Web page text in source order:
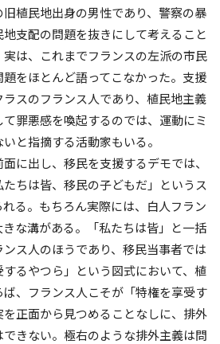
植民地出身の男性であり、警察の暴
支配の問題を抜きにして考えること
は、これまでフランスの左派の市民
をほとんど語ってこなかった。支援
スのフランス人であり、植民地主義
罪悪感を喚起するのでは、運動にミ
と指摘する活動家もいる。
に出し、移民を支援するデモでは、
たちは皆、移民の子どもだ」というス
る。もちろん実際には、白人フラン
な溝がある。「私たちは皆」と一括
ス人のほうであり、移民当事者では
るやつら」という図式において、植
、フランス人こそが「特権を享受す
正面から見つめることなしに、排外
きない。極右のような排外主義は問